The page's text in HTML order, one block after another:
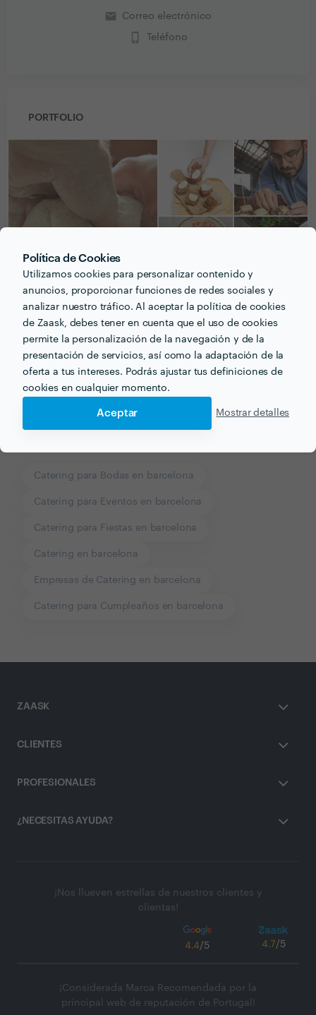
Política de Cookies
Utilizamos cookies para personalizar contenido y
anuncios, proporcionar funciones de redes sociales y
analizar nuestro tráfico. Al aceptar la política de cookies
de Zaask, debes tener en cuenta que el uso de cookies
permite la personalización de la navegación y de la
presentación de servicios, así como la adaptación de la
oferta a tus intereses. Podrás ajustar tus definiciones de
cookies en cualquier momento.
Aceptar Mostrar detalles
email Correo electrónico
phone_iphone Teléfono
PORTFOLIO
Recibe varias propuestas de profesionales como
Funky Kitchen
en pocas horas.
Catering para Bodas en barcelona
Catering para Eventos en barcelona
Catering para Fiestas en barcelona
Catering en barcelona
Empresas de Catering en barcelona
Catering para Cumpleaños en barcelona
ZAASK
CLIENTES
PROFESIONALES
¿NECESITAS AYUDA?
¡Nos llueven estrellas de nuestros clientes y
clientas!
4.4/5 4.7/5
¡Considerada Marca Recomendada por la
principal web de reputación de Portugal!